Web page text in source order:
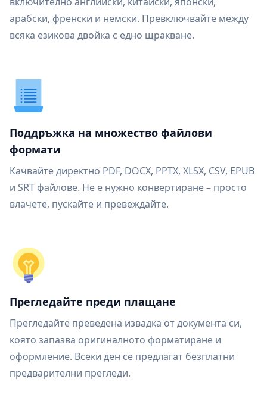
арабски, френски и немски. Превключвайте между
всяка езикова двойка с едно щракване.
Поддръжка на множество файлови
формати
Качвайте директно PDF, DOCX, PPTX, XLSX, CSV, EPUB
и SRT файлове. Не е нужно конвертиране – просто
влачете, пускайте и превеждайте.
Прегледайте преди плащане
Прегледайте преведена извадка от документа си,
която запазва оригиналното форматиране и
оформление. Всеки ден се предлагат безплатни
предварителни прегледи.